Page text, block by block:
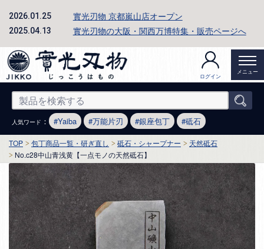
2026.01.25 實光刃物 京都嵐山店オープン
2025.04.13 實光刃物の大阪・関西万博特集・販売ページへ
ログイン
メニュー
人気ワード ： Yaiba 万能片刃 銀座包丁 砥石
TOP 包丁商品一覧・研ぎ直し 砥石・シャープナー
天然砥石
No.c28中山青浅黄【一点モノの天然砥石】